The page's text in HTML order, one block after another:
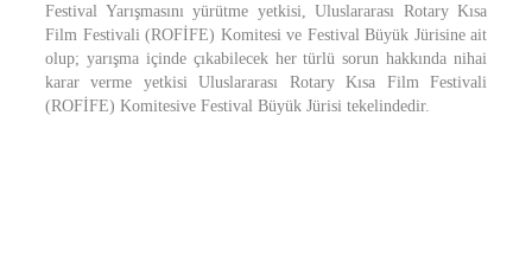
Festival Yarışmasını yürütme yetkisi, Uluslararası Rotary Kısa
Film Festivali (ROFİFE) Komitesi ve Festival Büyük Jürisine ait
olup; yarışma içinde çıkabilecek her türlü sorun hakkında nihai
karar verme yetkisi Uluslararası Rotary Kısa Film Festivali
(ROFİFE) Komitesive Festival Büyük Jürisi tekelindedir.